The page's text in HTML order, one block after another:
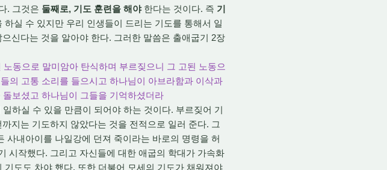
. 그것은 둘째로, 기도 훈련을 해야한다는 것이다. 즉 기
실 수 있지만 우리 인생들이 드리는 기도를 통해서 일
신다는 것을 알아야 한다. 그러한 말씀은 출애굽기 2장
동으로 말미암아 탄식하며 부르짖으니 그 고된 노동으
의 고통 소리를 들으시고 하나님이 아브라함과 이삭과
보셨고 하나님이 그들을 기억하셨더라
하실 수 있을 만큼이 되어야 하는 것이다. 부르짖어 기
지는 기도하지 않았다는 것을 전적으로 일러 준다. 그
사내아이를 나일강에 던져 죽이라는 바로의 명령을 허
시작했다. 그리고 자신들에 대한 애굽의 학대가 가속화
도도 차야 했다. 또한 더불어 모세의 기도가 채워져야